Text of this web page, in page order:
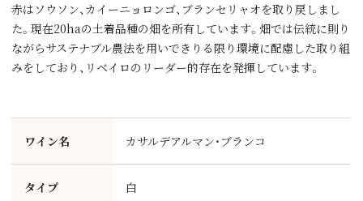
赤はソウソン、カイーニョロンゴ、ブランセリャオを取り戻しまし
た。現在20haの土着品種の畑を所有しています。畑では伝統に則り
ながらサステナブル農法を用いできりる限り環境に配慮した取り組
みをしており、リベイロのリーダー的存在を発揮しています。
ワイン名 カサルデアルマン・ブランコ
タイプ 白